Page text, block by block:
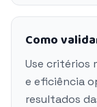
Como
Use critérios
e eficiência
resultados